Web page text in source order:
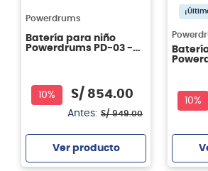
Powerdrums
Batería para niño
Powerdrums PD-03 -
10% S/ 854.00
Antes: S/ 949.00
Ver producto
10%